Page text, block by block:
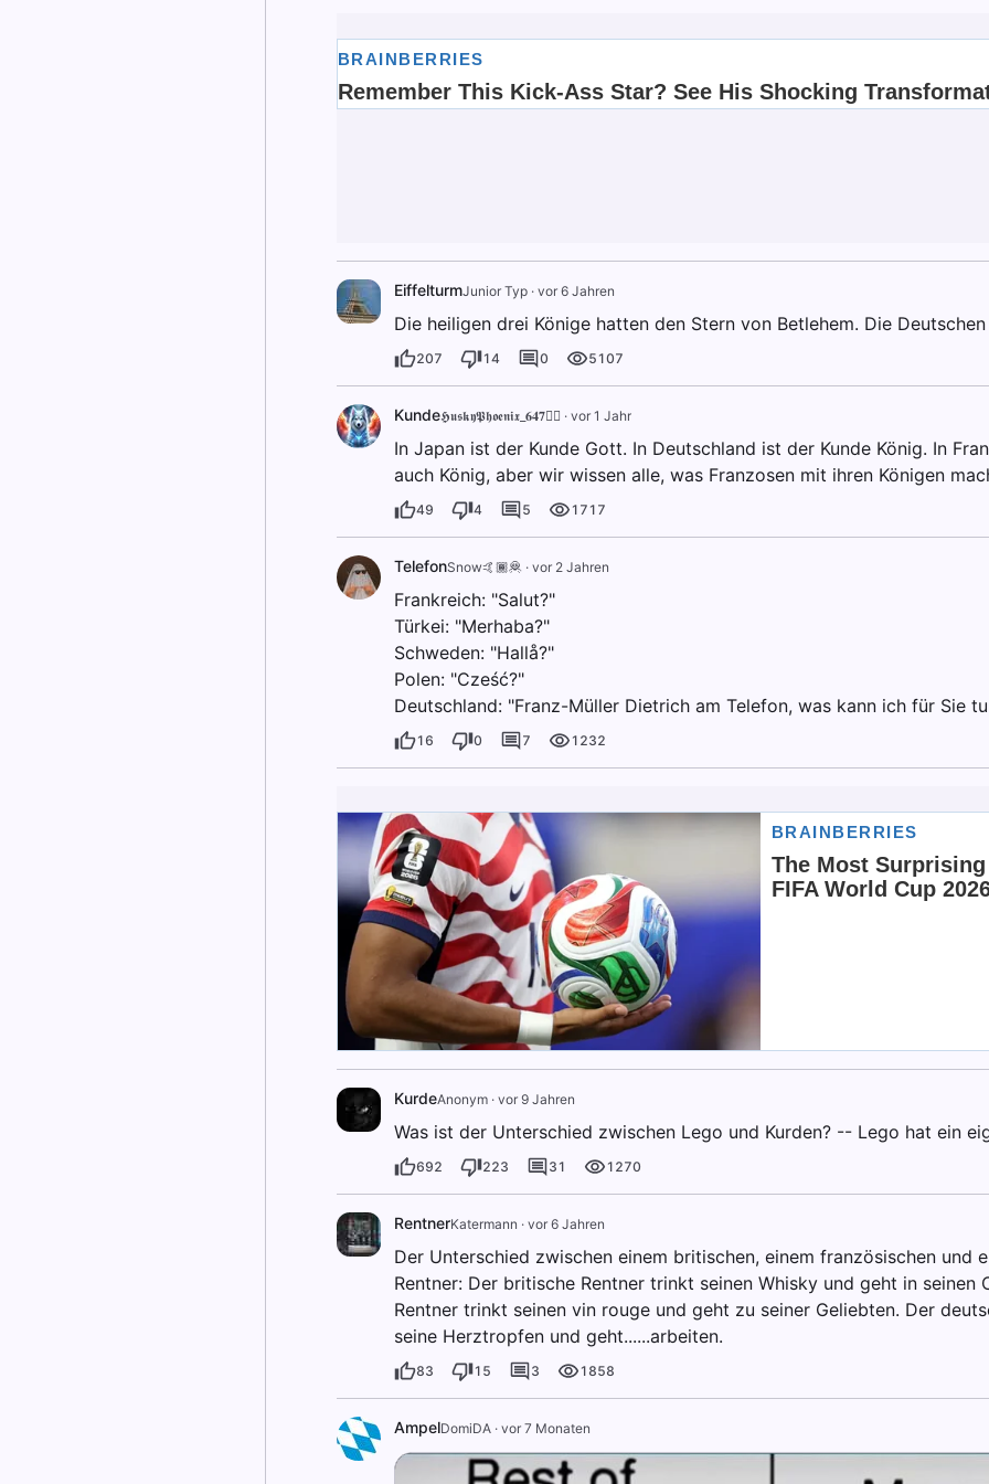
EiffelturmJunior Typ· vor 6 Jahren
Die heiligen drei Könige hatten den Stern von Betlehem. Die
207 14 0 5107
Kunde𝕳𝖚𝖘𝖐𝖞𝕻𝖍𝖔𝖊𝖓𝖎𝖝_𝟔𝟒𝟕🐦‍🔥 · vor 1 Jahr
In Japan ist der Kunde Gott. In Deutschland ist der Kunde König. In
auch König, aber wir wissen alle, was Franzosen mit ihren Königen
49 4 5 1717
TelefonSnow🤙🏾🦧 · vor 2 Jahren
Frankreich: "Salut?"
Türkei: "Merhaba?"
Schweden: "Hallå?"
Polen: "Cześć?"
Deutschland: "Franz-Müller Dietrich am Telefon, was kann ich für Sie
16 0 7 1232
KurdeAnonym· vor 9 Jahren
Was ist der Unterschied zwischen Lego und Kurden? -- Lego hat ein
692 223 31 1270
RentnerKatermann · vor 6 Jahren
Der Unterschied zwischen einem britischen, einem französischen und
Rentner: Der britische Rentner trinkt seinen Whisky und geht in seinen
Rentner trinkt seinen vin rouge und geht zu seiner Geliebten. Der
seine Herztropfen und geht......arbeiten.
83 15 3 1858
AmpelDomiDA· vor 7 Monaten